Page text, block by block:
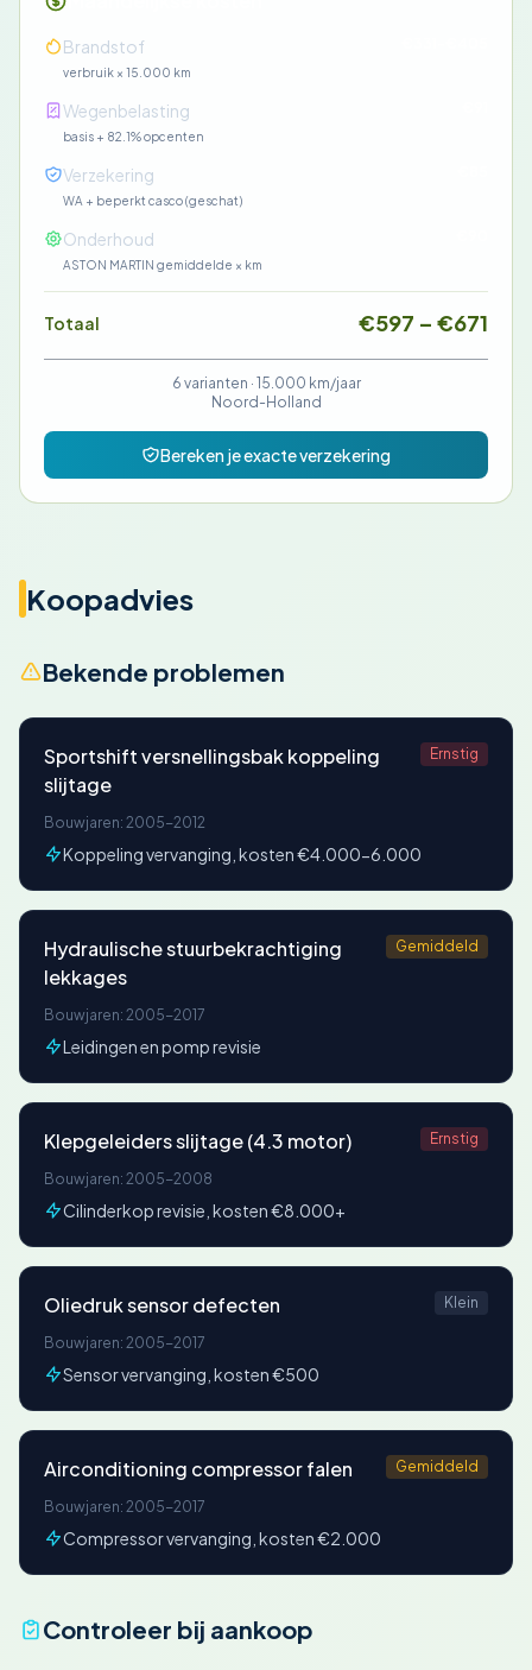
Brandstof
verbruik × 15.000 km
Wegenbelasting
basis + 82.1% opcenten
Verzekering
WA + beperkt casco (geschat)
Onderhoud
ASTON MARTIN gemiddelde × km
Totaal €597 – €671
6 varianten · 15.000 km/jaar
Noord-Holland
Bereken je exacte verzekering
Koopadvies
Bekende problemen
Sportshift versnellingsbak koppeling
slijtage
Ernstig
Bouwjaren: 2005-2012
Koppeling vervanging, kosten €4.000-6.000
Hydraulische stuurbekrachtiging
lekkages
Gemiddeld
Bouwjaren: 2005-2017
Leidingen en pomp revisie
Klepgeleiders slijtage (4.3 motor) Ernstig
Bouwjaren: 2005-2008
Cilinderkop revisie, kosten €8.000+
Oliedruk sensor defecten Klein
Bouwjaren: 2005-2017
Sensor vervanging, kosten €500
Airconditioning compressor falen Gemiddeld
Bouwjaren: 2005-2017
Compressor vervanging, kosten €2.000
Controleer bij aankoop